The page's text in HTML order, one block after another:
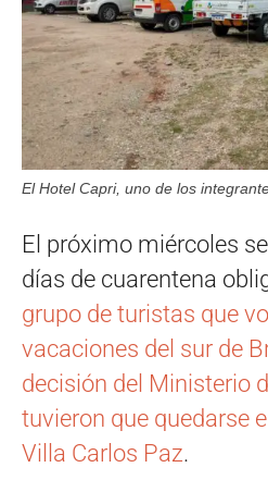
El Hotel Capri, uno de los
El próximo miércoles
días de cuarentena
grupo de turistas que
vacaciones del sur de
decisión del Ministerio
tuvieron que quedarse
Villa Carlos Paz.